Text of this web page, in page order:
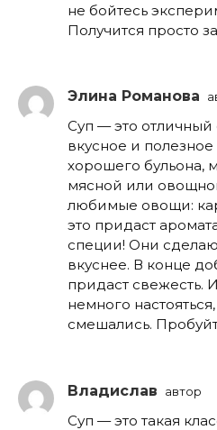
не бойтесь
Получится просто
Элина Романова
Суп — это отличный
вкусное и
хорошего бульона,
мясной или
любимые овощи:
это придаст
специи! Они
вкуснее. В конце
придаст свежесть.
немного
смешались.
Владислав автор
Суп — это такая